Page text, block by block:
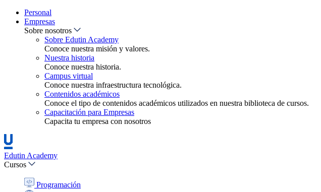
Personal
Empresas
Sobre nosotros
Sobre Edutin Academy
Conoce nuestra misión y valores.
Nuestra historia
Conoce nuestra historia.
Campus virtual
Conoce nuestra infraestructura tecnológica.
Contenidos académicos
Conoce el tipo de contenidos académicos utilizados en nuestra biblioteca de cursos.
Capacitación para Empresas
Capacita tu empresa con nosotros
Edutin Academy
Cursos
Programación